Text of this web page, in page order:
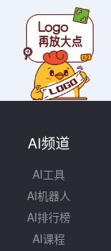
AI频道
AI工具
AI机器人
AI排行榜
AI课程